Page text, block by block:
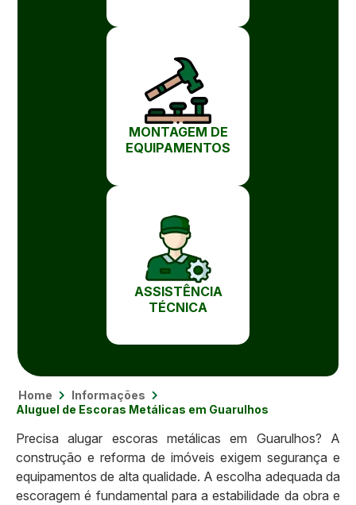
MONTAGEM DE
EQUIPAMENTOS
ASSISTÊNCIA
TÉCNICA
Home
Informações
Aluguel de Escoras Metálicas em Guarulhos
Precisa alugar escoras metálicas em Guarulhos? A
construção e reforma de imóveis exigem segurança e
equipamentos de alta qualidade. A escolha adequada da
escoragem é fundamental para a estabilidade da obra e